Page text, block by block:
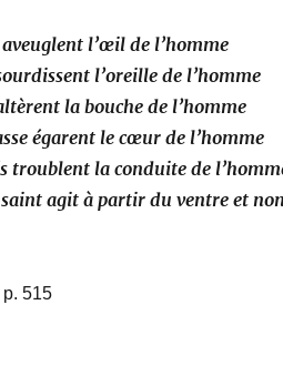
l’œil de l’homme
l’oreille de l’homme
la bouche de l’homme
égarent le cœur de l’homme
troublent la conduite de
saint agit à partir du ventre et
p. 515